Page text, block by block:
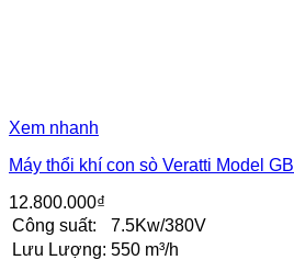
Xem nhanh
Máy thổi khí con sò Veratti Model
12.800.000₫
Công suất:
7.5Kw/380V
Lưu Lượng: 550 m³/h